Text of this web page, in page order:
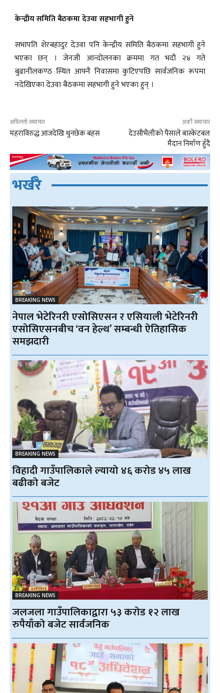
केन्द्रीय समिति बैठकमा देउवा सहभागी हुने
सभापति शेरबहादुर देउवा पनि केन्द्रीय समिति बैठकमा सहभागी हुने
भएका छन् । जेनजी आन्दोलनका क्रममा गत भदौ २४ गते
बुढानीलकण्ठ स्थित आफ्नै निवासमा कुटिएपछि सार्वजनिक रूपमा
नदेखिएका देउवा बैठकमा सहभागी हुने भएका हुन् ।
अघिल्लो समाचार
महराविरुद्ध आजदेखि थुनछेक बहस
अर्को समाचार
देउसीभैलीको पैसाले बास्केटबल
मैदान निर्माण हुँदै
भर्खरै
BREAKING NEWS
नेपाल भेटेरिनरी एसोसिएसन र एसियाली भेटेरिनरी
एसोसिएसनबीच ‘वन हेल्थ’ सम्बन्धी ऐतिहासिक
समझदारी
BREAKING NEWS
विहादी गाउँपालिकाले ल्यायो ४६ करोड ४५ लाख
बढीको बजेट
BREAKING NEWS
जलजला गाउँपालिकाद्वारा ५३ करोड १२ लाख
रुपैयाँको बजेट सार्वजनिक